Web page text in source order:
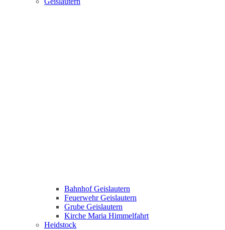
Bahnhof Geislautern
Feuerwehr Geislautern
Grube Geislautern
Kirche Maria Himmelfahrt
Heidstock